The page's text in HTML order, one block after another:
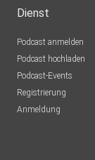
Dienst
Podcast anmelden
Podcast hochladen
Podcast-Events
Registrierung
Anmeldung